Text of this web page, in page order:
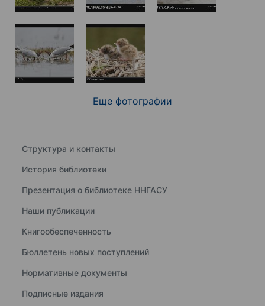
Еще фотографии
Структура и контакты
История библиотеки
Презентация о библиотеке ННГАСУ
Наши публикации
Книгообеспеченность
Бюллетень новых поступлений
Нормативные документы
Подписные издания